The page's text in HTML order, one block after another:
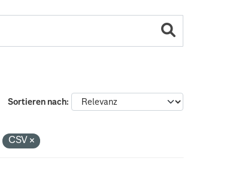
Sortieren nach
CSV